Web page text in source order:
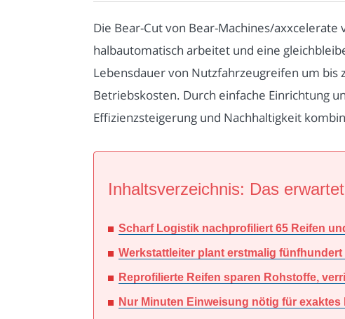
Die Bear-Cut von Bear-Machines/
halbautomatisch arbeitet und eine
Lebensdauer von Nutzfahrzeugreifen um bis
Betriebskosten. Durch einfache Einrichtung
Effizienzsteigerung und Nachhaltigkeit
Inhaltsverzeichnis: Das
Scharf Logistik nachprofiliert 65 Reifen
Werkstattleiter plant erstmalig
Reprofilierte Reifen sparen Rohstoffe,
Nur Minuten Einweisung nötig für